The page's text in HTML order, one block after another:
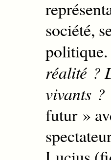
société,
politique.
réalité ?
vivants ?
futur »